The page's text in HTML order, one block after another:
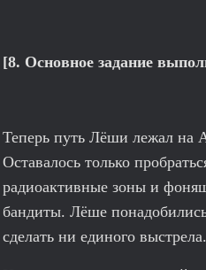
[8. Основное задание
Теперь путь Лёши лежал на
Оставалось только
радиоактивные зоны и
бандиты. Лёше
сделать ни единого выстрела.